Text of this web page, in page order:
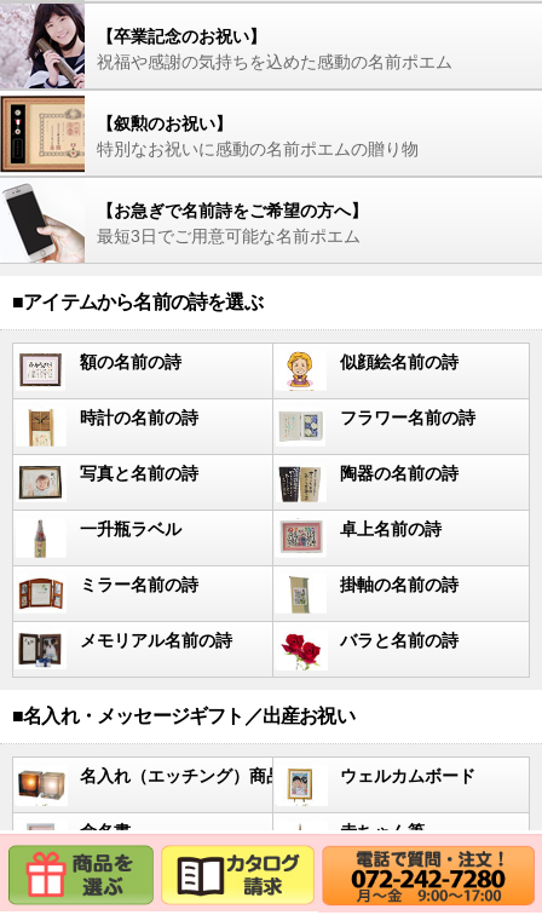
【卒業記念のお祝い】
祝福や感謝の気持ちを込めた感動の名前ポエム
【叙勲のお祝い】
特別なお祝いに感動の名前ポエムの贈り物
【お急ぎで名前詩をご希望の方へ】
最短3日でご用意可能な名前ポエム
■アイテムから名前の詩を選ぶ
額の名前の詩 似顔絵名前の詩
時計の名前の詩 フラワー名前の詩
写真と名前の詩 陶器の名前の詩
一升瓶ラベル 卓上名前の詩
ミラー名前の詩 掛軸の名前の詩
メモリアル名前の詩 バラと名前の詩
■名入れ・メッセージギフト／出産お祝い
名入れ（エッチング）商品 ウェルカムボード
命名書 赤ちゃん筆
手形・足形プレート